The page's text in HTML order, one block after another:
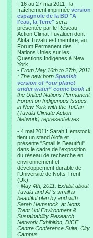
- 16 au 27 mai 2011 : la
fraîchement imprimée version
espagnole de la BD "A
l'eau, la Terre" sera
présentée par le Réseau
Action Climat Tuvaluen dont
Alofa Tuvalu est membre, au
Forum Permanent des
Nations Unies sur les
Questions Indigènes à New
York.
- From May 16th to 27th, 2011
: The new born Spanish
version of “our planet
under water” comic book at
the United Nations Permanent
Forum on Indigenous Issues
in New York with the TuCan
(Tuvalu Climate Action
Network) representatives.
- 4 mai 2011: Sarah Hemstock
tient un stand Alofa et
présente "Small is Beautiful"
dans le cadre de l'exposition
du réseau de recherche en
environnement et
développement durable de
l'Université de Notts Trent
(Uk).
- May 4th, 2011: Exhibit about
Tuvalu and AT’s small is
beautiful plan by and with
Sarah Hemstock. at Notts
Trent Uni Environment &
Sustainability Research
Network Exhibition, DICE
Centre Conference Suite, City
Campus.